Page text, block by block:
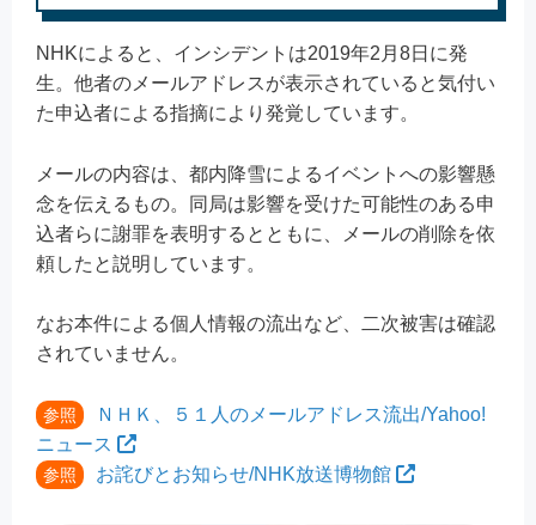
NHKによると、インシデントは2019年2月8日に発
生。他者のメールアドレスが表示されていると気付い
た申込者による指摘により発覚しています。
メールの内容は、都内降雪によるイベントへの影響懸
念を伝えるもの。同局は影響を受けた可能性のある申
込者らに謝罪を表明するとともに、メールの削除を依
頼したと説明しています。
なお本件による個人情報の流出など、二次被害は確認
されていません。
参照
ＮＨＫ、５１人のメールアドレス流出/Yahoo!
ニュース
参照 お詫びとお知らせ/NHK放送博物館